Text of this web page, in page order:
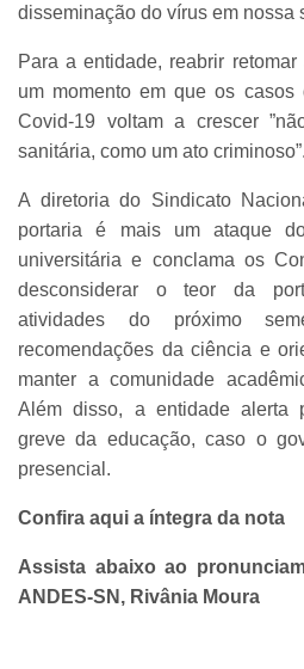
disseminação do vírus em nossa
Para a entidade, reabrir
um momento em que os
Covid-19 voltam a crescer
sanitária, como um ato criminoso”.
A diretoria do Sindicato
portaria é mais um ataque
universitária e conclama os
desconsiderar o teor da
atividades do próximo
recomendações da ciência e
manter a comunidade
Além disso, a entidade alerta
greve da educação, caso o
presencial.
Confira aqui a íntegra da nota
Assista abaixo ao
ANDES-SN, Rivânia Moura